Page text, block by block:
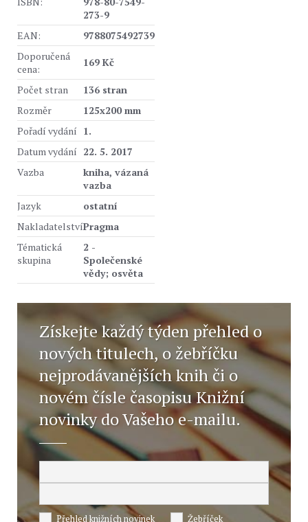
273-9
EAN:
9788075492739
Doporučená
cena:
169 Kč
Počet stran
136 stran
Rozměr
125x200 mm
Pořadí vydání 1.
Datum vydání 22. 5. 2017
Vazba
kniha, vázaná
vazba
Jazyk
ostatní
NakladatelstvíPragma
Tématická
skupina
2 -
Společenské
vědy; osvěta
Získejte každý týden přehled o
nových titulech, o žebříčku
nejprodávanějších knih či o
novém čísle časopisu Knižní
novinky do Vašeho e-mailu.
Přehled knižních novinek Žebříček